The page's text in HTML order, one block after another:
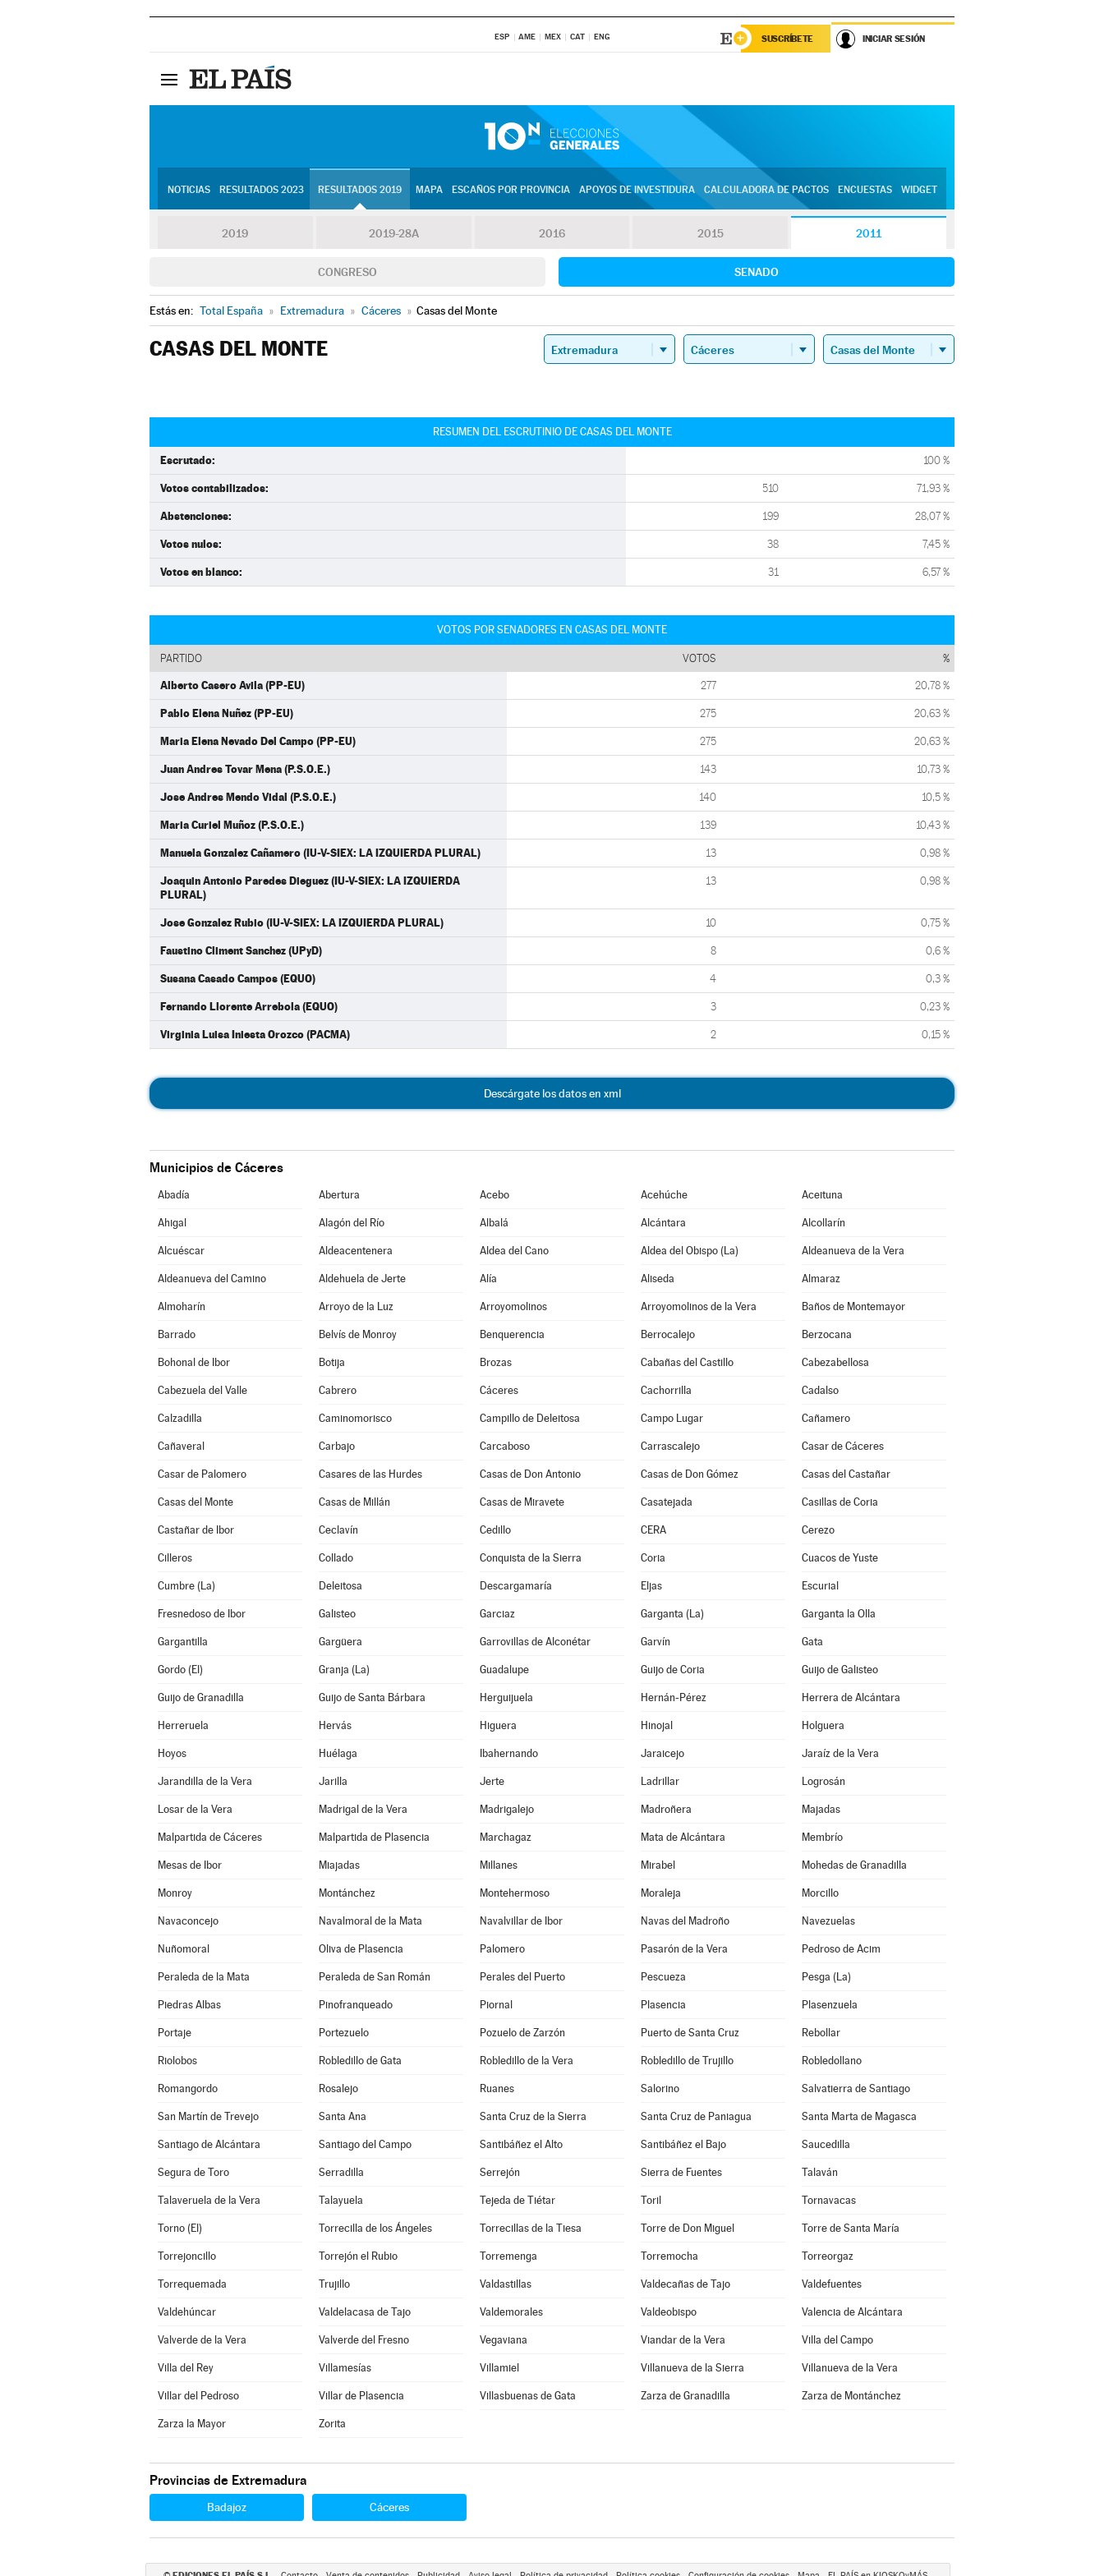
ESP AME MEX CAT ENG SUSCRÍBETE INICIAR SESIÓN
NOTICIAS RESULTADOS 2023 RESULTADOS 2019 MAPA ESCAÑOS POR PROVINCIA APOYOS DE INVESTIDURA CALCULADORA DE PACTOS ENCUESTAS WIDGET
2019 2019-28A 2016 2015 2011
CONGRESO SENADO
Estás en: Total España » Extremadura » Cáceres » Casas del Monte
CASAS DEL MONTE
RESUMEN DEL ESCRUTINIO DE CASAS DEL MONTE
Escrutado: 100 %
Votos contabilizados: 510 71,93 %
Abstenciones: 199 28,07 %
Votos nulos: 38 7,45 %
Votos en blanco: 31 6,57 %
VOTOS POR SENADORES EN CASAS DEL MONTE
PARTIDO VOTOS %
Alberto Casero Avila (PP-EU) 277 20,78 %
Pablo Elena Nuñez (PP-EU) 275 20,63 %
Maria Elena Nevado Del Campo (PP-EU) 275 20,63 %
Juan Andres Tovar Mena (P.S.O.E.) 143 10,73 %
Jose Andres Mendo Vidal (P.S.O.E.) 140 10,5 %
Maria Curiel Muñoz (P.S.O.E.) 139 10,43 %
Manuela Gonzalez Cañamero (IU-V-SIEX: LA IZQUIERDA PLURAL) 13 0,98 %
Joaquin Antonio Paredes Dieguez (IU-V-SIEX: LA IZQUIERDA
PLURAL)
13 0,98 %
Jose Gonzalez Rubio (IU-V-SIEX: LA IZQUIERDA PLURAL) 10 0,75 %
Faustino Climent Sanchez (UPyD) 8 0,6 %
Susana Casado Campos (EQUO) 4 0,3 %
Fernando Llorente Arrebola (EQUO) 3 0,23 %
Virginia Luisa Iniesta Orozco (PACMA) 2 0,15 %
Descárgate los datos en xml
Municipios de Cáceres
Abadía Abertura Acebo Acehúche Aceituna
Ahigal Alagón del Río Albalá Alcántara Alcollarín
Alcuéscar Aldeacentenera Aldea del Cano Aldea del Obispo (La) Aldeanueva de la Vera
Aldeanueva del Camino Aldehuela de Jerte Alía Aliseda Almaraz
Almoharín Arroyo de la Luz Arroyomolinos Arroyomolinos de la Vera Baños de Montemayor
Barrado Belvís de Monroy Benquerencia Berrocalejo Berzocana
Bohonal de Ibor Botija Brozas Cabañas del Castillo Cabezabellosa
Cabezuela del Valle Cabrero Cáceres Cachorrilla Cadalso
Calzadilla Caminomorisco Campillo de Deleitosa Campo Lugar Cañamero
Cañaveral Carbajo Carcaboso Carrascalejo Casar de Cáceres
Casar de Palomero Casares de las Hurdes Casas de Don Antonio Casas de Don Gómez Casas del Castañar
Casas del Monte Casas de Millán Casas de Miravete Casatejada Casillas de Coria
Castañar de Ibor Ceclavín Cedillo CERA Cerezo
Cilleros Collado Conquista de la Sierra Coria Cuacos de Yuste
Cumbre (La) Deleitosa Descargamaría Eljas Escurial
Fresnedoso de Ibor Galisteo Garciaz Garganta (La) Garganta la Olla
Gargantilla Gargüera Garrovillas de Alconétar Garvín Gata
Gordo (El) Granja (La) Guadalupe Guijo de Coria Guijo de Galisteo
Guijo de Granadilla Guijo de Santa Bárbara Herguijuela Hernán-Pérez Herrera de Alcántara
Herreruela Hervás Higuera Hinojal Holguera
Hoyos Huélaga Ibahernando Jaraicejo Jaraíz de la Vera
Jarandilla de la Vera Jarilla Jerte Ladrillar Logrosán
Losar de la Vera Madrigal de la Vera Madrigalejo Madroñera Majadas
Malpartida de Cáceres Malpartida de Plasencia Marchagaz Mata de Alcántara Membrío
Mesas de Ibor Miajadas Millanes Mirabel Mohedas de Granadilla
Monroy Montánchez Montehermoso Moraleja Morcillo
Navaconcejo Navalmoral de la Mata Navalvillar de Ibor Navas del Madroño Navezuelas
Nuñomoral Oliva de Plasencia Palomero Pasarón de la Vera Pedroso de Acim
Peraleda de la Mata Peraleda de San Román Perales del Puerto Pescueza Pesga (La)
Piedras Albas Pinofranqueado Piornal Plasencia Plasenzuela
Portaje Portezuelo Pozuelo de Zarzón Puerto de Santa Cruz Rebollar
Riolobos Robledillo de Gata Robledillo de la Vera Robledillo de Trujillo Robledollano
Romangordo Rosalejo Ruanes Salorino Salvatierra de Santiago
San Martín de Trevejo Santa Ana Santa Cruz de la Sierra Santa Cruz de Paniagua Santa Marta de Magasca
Santiago de Alcántara Santiago del Campo Santibáñez el Alto Santibáñez el Bajo Saucedilla
Segura de Toro Serradilla Serrejón Sierra de Fuentes Talaván
Talaveruela de la Vera Talayuela Tejeda de Tiétar Toril Tornavacas
Torno (El) Torrecilla de los Ángeles Torrecillas de la Tiesa Torre de Don Miguel Torre de Santa María
Torrejoncillo Torrejón el Rubio Torremenga Torremocha Torreorgaz
Torrequemada Trujillo Valdastillas Valdecañas de Tajo Valdefuentes
Valdehúncar Valdelacasa de Tajo Valdemorales Valdeobispo Valencia de Alcántara
Valverde de la Vera Valverde del Fresno Vegaviana Viandar de la Vera Villa del Campo
Villa del Rey Villamesías Villamiel Villanueva de la Sierra Villanueva de la Vera
Villar del Pedroso Villar de Plasencia Villasbuenas de Gata Zarza de Granadilla Zarza de Montánchez
Zarza la Mayor Zorita
Provincias de Extremadura
Badajoz Cáceres